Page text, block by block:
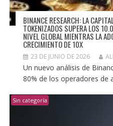
BINANCE RESEARCH: LA
TOKENIZADOS SUPERA LOS
NIVEL GLOBAL MIENTRAS LA
CRECIMIENTO DE 10X
23 DE JUNIO DE 2026
Un nuevo análisis de
80% de los operadores de
Sin categoría